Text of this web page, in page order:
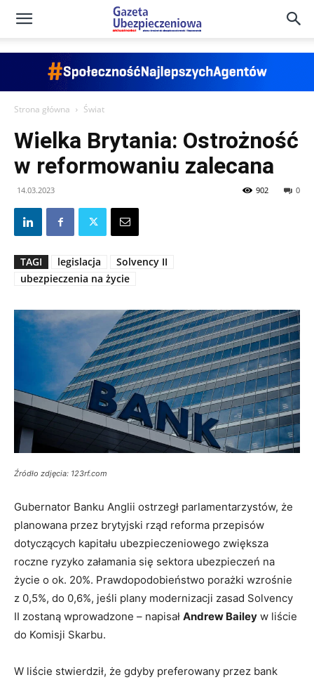
Gazeta
Ubezpieczeniowa
Portal
Strona główna Świat
Wielka Brytania: Ostrożność
w reformowaniu zalecana
14.03.2023 0
902
TAGI legislacja
Solvency II
ubezpieczenia na życie
Źródło zdjęcia: 123rf.com
Gubernator Banku Anglii ostrzegł parlamentarzystów, że
planowana przez brytyjski rząd reforma przepisów
dotyczących kapitału ubezpieczeniowego zwiększa
roczne ryzyko załamania się sektora ubezpieczeń na
życie o ok. 20%. Prawdopodobieństwo porażki wzrośnie
z 0,5%, do 0,6%, jeśli plany modernizacji zasad Solvency
II zostaną wprowadzone – napisał Andrew Bailey w liście
do Komisji Skarbu.
W liście stwierdził, że gdyby preferowany przez bank